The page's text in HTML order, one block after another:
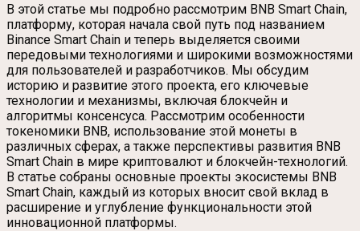
В этой статье мы подробно рассмотрим BNB Smart Chain,
платформу, которая начала свой путь под названием
Binance Smart Chain и теперь выделяется своими
передовыми технологиями и широкими возможностями
для пользователей и разработчиков. Мы обсудим
историю и развитие этого проекта, его ключевые
технологии и механизмы, включая блокчейн и
алгоритмы консенсуса. Рассмотрим особенности
токеномики BNB, использование этой монеты в
различных сферах, а также перспективы развития BNB
Smart Chain в мире криптовалют и блокчейн-технологий.
В статье собраны основные проекты экосистемы BNB
Smart Chain, каждый из которых вносит свой вклад в
расширение и углубление функциональности этой
инновационной платформы.